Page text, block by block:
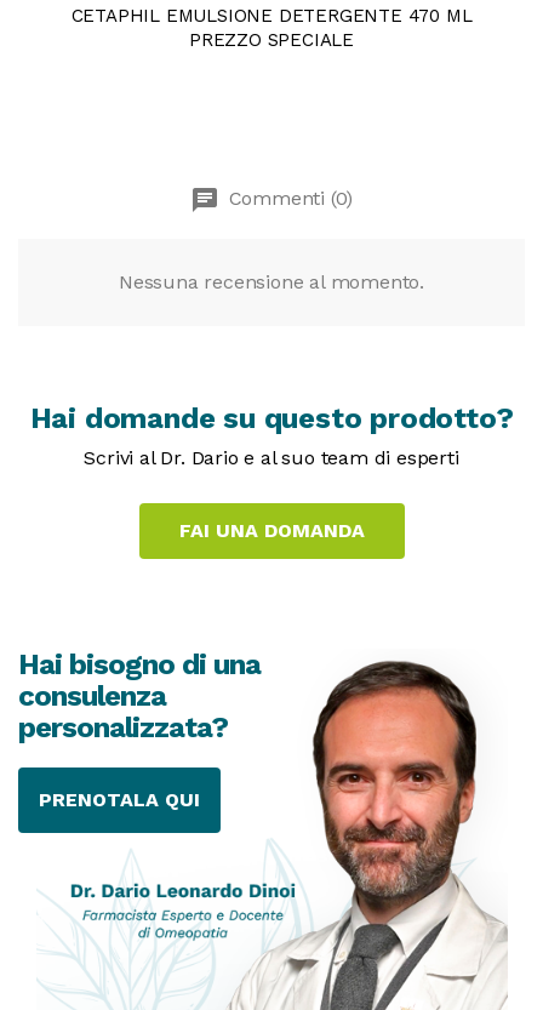
CETAPHIL EMULSIONE DETERGENTE 470 ML
PREZZO SPECIALE
chat Commenti (0)
Nessuna recensione al momento.
Hai domande su questo prodotto?
Scrivi al Dr. Dario e al suo team di esperti
Hai bisogno di una
consulenza
personalizzata?
PRENOTALA QUI